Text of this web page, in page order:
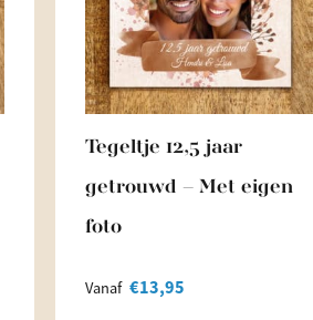
Tegeltje 12,5 jaar
getrouwd – Met eigen
foto
Vanaf €13,95